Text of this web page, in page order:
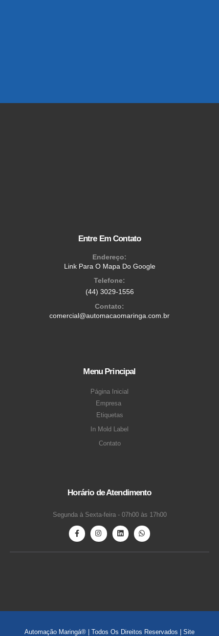
Entre Em Contato
Endereço:
Link Para O Mapa Do Google
Telefone:
(44) 3029-1556
Contato:
comercial@automacaomaringa.com.br
Menu Principal
Página Inicial
Empresa
Etiquetas
In Mold Label
Contato
Horário de Atendimento
Segunda à Sexta-feira - 07h00 às 17h00
Automação Maringá® | Todos Os Direitos Reservados | Site